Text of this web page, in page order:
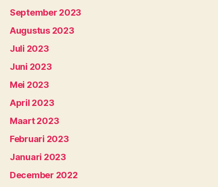
September 2023
Augustus 2023
Juli 2023
Juni 2023
Mei 2023
April 2023
Maart 2023
Februari 2023
Januari 2023
December 2022